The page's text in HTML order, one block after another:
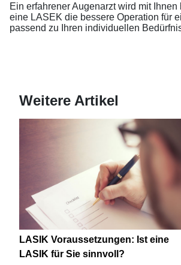
Ein erfahrener Augenarzt wird mit
eine LASEK die bessere Operation für
passend zu Ihren individuellen
Weitere Artikel
LASIK Voraussetzungen: Ist eine
LASIK für Sie sinnvoll?